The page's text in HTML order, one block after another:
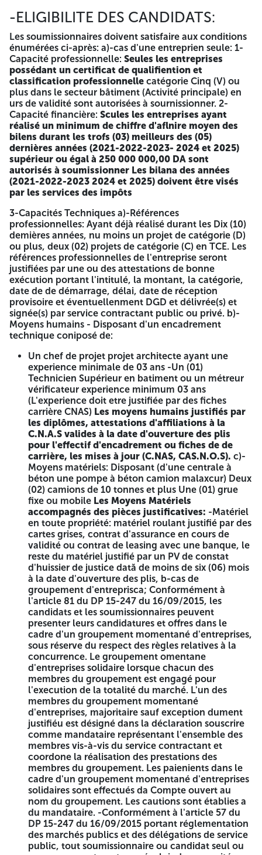
-ELIGIBILITE DES CANDIDATS:
Les soumissionnaires doivent satisfaire aux conditions
énumérées ci-après: a)-cas d'une entreprien seule: 1-
Capacité professionnelle: Seules les entreprises
possédant un certificat de qualifiention et
classification professionnelle catégorie Cinq (V) ou
plus dans le secteur bâtiment (Activité principale) en
urs de validité sont autorisées à sournissionner. 2-
Capacité financière: Scules les entreprises ayant
réalisé un minimum de chiffre d'aflnire moyen des
bilens durant les trofs (03) meilleurs des (05)
dernières années (2021-2022-2023- 2024 et 2025)
supérieur ou égal à 250 000 000,00 DA sont
autorisés à soumissionner Les bilana des années
(2021-2022-2023 2024 et 2025) doivent être visés
par les services des impôts
3-Capacités Techniques a)-Références
professionnelles: Ayant déjà réalisé durant les Dix (10)
demières années, nu moins un projet de catégorie (D)
ou plus, deux (02) projets de catégorie (C) en TCE. Les
références professionnelles de l'entreprise seront
justifiées par une ou des attestations de bonne
exécution portant l'intitulé, la montant, la catégorie,
date de de démarrage, délai, date de réception
provisoire et éventuellenment DGD et délivrée(s) et
signée(s) par service contractant public ou privé. b)-
Moyens humains - Disposant d'un encadrement
technique coniposé de:
Un chef de projet projet architecte ayant une
experience minimale de 03 ans -Un (01)
Technicien Supérieur en batiment ou un métreur
vérificateur experience minimum 03 ans
(L'experience doit etre justifiée par des fiches
carrière CNAS) Les moyens humains justifiés par
les diplômes, attestations d'affiliations à la
C.N.A.S valides à la date d'ouverture des plis
pour l'effectif d'encadrement ou fiches de de
carrière, les mises à jour (C.NAS, CAS.N.O.S). c)-
Moyens matériels: Disposant (d'une centrale à
béton une pompe à béton camion malaxcur) Deux
(02) camions de 10 tonnes et plus Une (01) grue
fixe ou mobile Les Moyens Matériels
accompagnés des pièces justificatives: -Matériel
en toute propriété: matériel roulant justifié par des
cartes grises, contrat d'assurance en cours de
validité ou contrat de leasing avec une banque, le
reste du matériel justifié par un PV de constat
d'huissier de justice dată de moins de six (06) mois
à la date d'ouverture des plis, b-cas de
groupement d'entreprisca; Conformément à
l'article 81 du DP 15-247 du 16/09/2015, les
candidats et les soumissionnaires peuvent
presenter leurs candidatures et offres dans le
cadre d'un groupement momentané d'entreprises,
sous réserve du respect des règles relatives à la
concurrence. Le groupement omentane
d'entreprises solidaire lorsque chacun des
membres du groupement est engagé pour
l'execution de la totalité du marché. L'un des
membres du groupement momentané
d'entreprises, majoritaire sauf exception dument
justifiéu est désigné dans la déclaration souscrire
comme mandataire représentant l'ensemble des
membres vis-à-vis du service contractant et
coordone la réalisation des prestations des
membres du groupement. Les paienients dans le
cadre d'un groupement momentané d'entreprises
solidaires sont effectués da Compte ouvert au
nom du groupement. Les cautions sont établies a
du mandataire. -Conformément à l'article 57 du
DP 15-247 du 16/09/2015 portant réglementation
des marchés publics et des délégations de service
public, tout soumissionnaire ou candidat seul ou